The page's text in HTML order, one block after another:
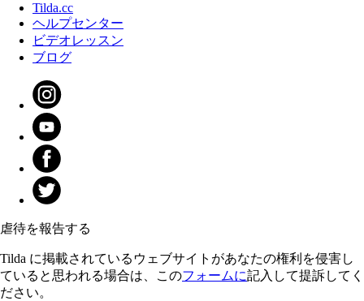
Tilda.cc
ヘルプセンター
ビデオレッスン
ブログ
虐待を報告する
Tilda に掲載されているウェブサイトがあなたの権利を侵害し
ていると思われる場合は、このフォームに記入して提訴してく
ださい。